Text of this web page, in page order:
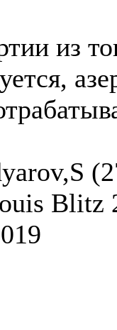
из
Blitz